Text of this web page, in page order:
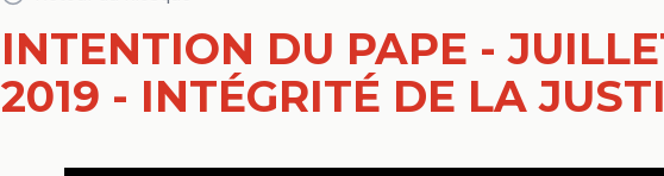
INTENTION DU PAPE -
2019 - INTÉGRITÉ DE LA